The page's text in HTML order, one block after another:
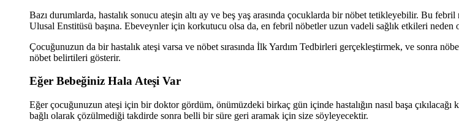
Bazı durumlarda, hastalık sonucu ateşin altı ay ve beş yaş arasında çocuklarda bir nöbet tetikleyebilir. Bu
Ulusal Enstitüsü başına. Ebeveynler için korkutucu olsa da, en febril nöbetler uzun vadeli sağlık etkileri neden
Çocuğunuzun da bir hastalık ateşi varsa ve nöbet sırasında İlk Yardım Tedbirleri gerçekleştirmek, ve sonra
nöbet belirtileri gösterir.
Eğer Bebeğiniz Hala Ateşi Var
Eğer çocuğunuzun ateşi için bir doktor gördüm, önümüzdeki birkaç gün içinde hastalığın nasıl başa
bağlı olarak çözülmediği takdirde sonra belli bir süre geri aramak için size söyleyecektir.